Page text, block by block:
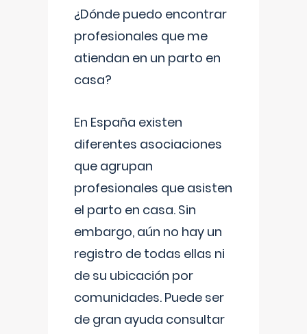
¿Dónde puedo encontrar
profesionales que me
atiendan en un parto en
casa?
En España existen
diferentes asociaciones
que agrupan
profesionales que asisten
el parto en casa. Sin
embargo, aún no hay un
registro de todas ellas ni
de su ubicación por
comunidades. Puede ser
de gran ayuda consultar